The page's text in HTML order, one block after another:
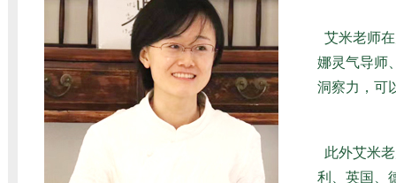
艾米老师
娜灵气导师
洞察力，可
此外艾米
利、英国、